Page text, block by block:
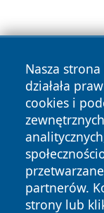
Nasza
działała
cookies i
partnerów.
strony lub
Copyright © 2026
zastrzeżone.
News Autorzy